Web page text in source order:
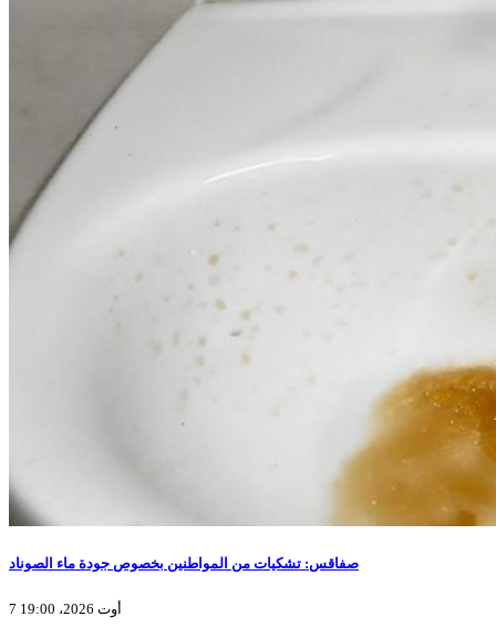
صفاقس: تشكيات من المواطنين بخصوص جودة ماء الصوناد
7 أوت 2026، 19:00